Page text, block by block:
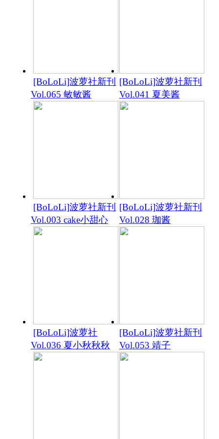
[BoLoLi]波萝社新刊
Vol.065 敏敏酱
[BoLoLi]波萝社新刊
Vol.041 夏美酱
[BoLoLi]波萝社新刊
Vol.003 cake小甜心
[BoLoLi]波萝社新刊
Vol.028 珈酱
[BoLoLi]波萝社
Vol.036 夏小秋秋秋
[BoLoLi]波萝社新刊
Vol.053 靖子